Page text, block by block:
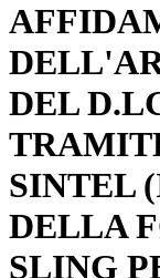
DEL
SINTEL
DELLA
SLING